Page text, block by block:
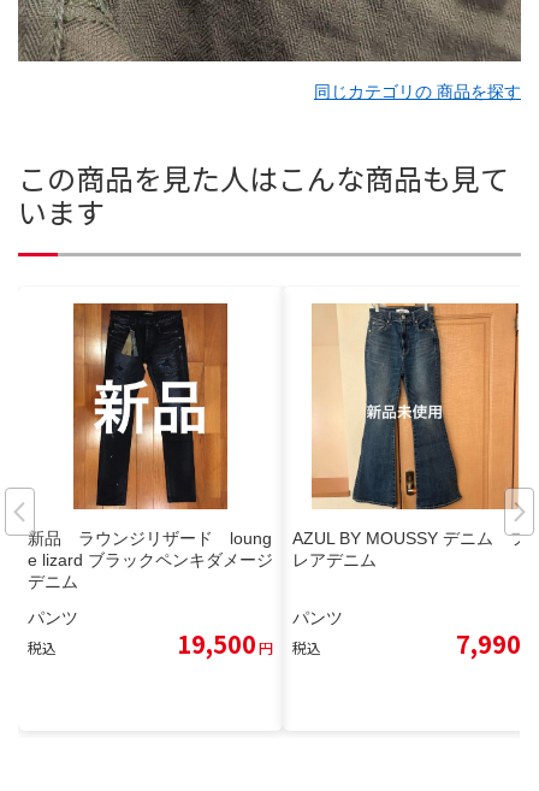
同じカテゴリの 商品を探す
この商品を見た人はこんな商品も見て
います
新品 ラウンジリザード loung
e lizard ブラックペンキダメージ
デニム
パンツ
税込 19,500円
AZUL BY MOUSSY デニム フ
レアデニム
パンツ
税込 7,990